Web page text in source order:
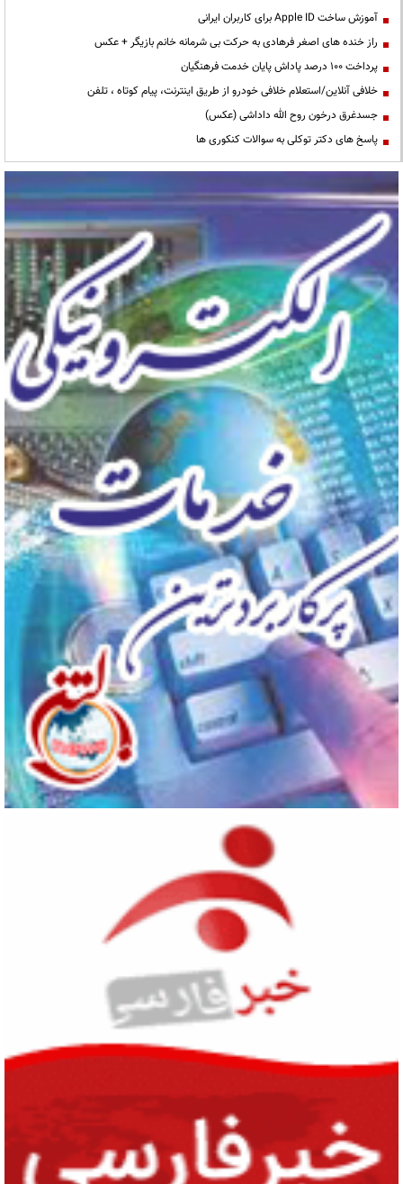
آموزش ساخت Apple ID برای کاربران ایرانی
راز خنده های اصغر فرهادی به حرکت بی شرمانه خانم بازیگر + عکس
پرداخت ۱۰۰ درصد پاداش پایان خدمت فرهنگیان
خلافی آنلاین/استعلام خلافی خودرو از طریق اینترنت، پیام کوتاه ، تلفن
جسدغرق درخون روح الله داداشی (عکس)
پاسخ های دکتر توکلی به سوالات کنکوری ها